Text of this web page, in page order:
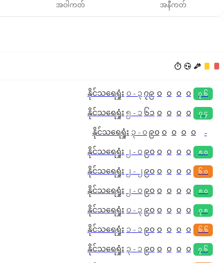
အဝါကတ် အနီကတ်
နိုင်သရေရှုံး ၀- ၃ ၇၉ ၀ ၀ ၀ ၀ ၇.၆
နိုင်သရေရှုံး ၅ - ၁ ၆၁ ၀ ၀ ၀ ၀ ၇.၄
နိုင်သရေရှုံး ၃ - ၀ ၉၀ ၀ ၀ ၀ ၀ -
နိုင်သရေရှုံး ၂ - ၀ ၉၀ ၀ ၀ ၀ ၀ ၈.၀
နိုင်သရေရှုံး ၂ - ၂ ၉၀ ၀ ၀ ၀ ၀ ၆.၀
နိုင်သရေရှုံး ၂ - ၀ ၉၀ ၀ ၀ ၀ ၀ ၈.၀
နိုင်သရေရှုံး ၀- ၃ ၉၀ ၀ ၀ ၀ ၀ ၇.၈
နိုင်သရေရှုံး ၁ - ၁ ၉၀ ၀ ၀ ၀ ၀ ၆.၆
နိုင်သရေရှုံး ၃ - ၁ ၉၀ ၀ ၀ ၀ ၀ ၇.၆